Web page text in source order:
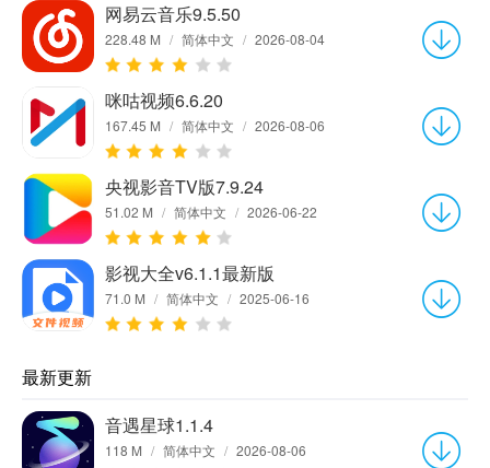
网易云音乐9.5.50
228.48 M / 简体中文 / 2026-08-04
咪咕视频6.6.20
167.45 M / 简体中文 / 2026-08-06
央视影音TV版7.9.24
51.02 M / 简体中文 / 2026-06-22
影视大全v6.1.1最新版
71.0 M / 简体中文 / 2025-06-16
最新更新
音遇星球1.1.4
118 M / 简体中文 / 2026-08-06